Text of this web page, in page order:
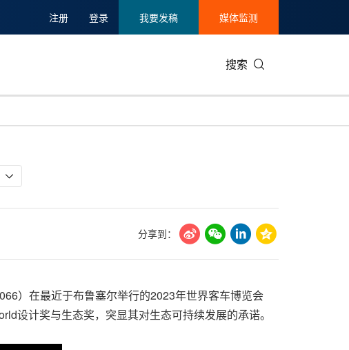
注册 登录 我要发稿 媒体监测
搜索
美国临床肿瘤学会(ASCO)
分享到：
）在最近于布鲁塞尔举行的2023年世界客车博览会
设计奖与生态奖，突显其对生态可持续发展的承诺。